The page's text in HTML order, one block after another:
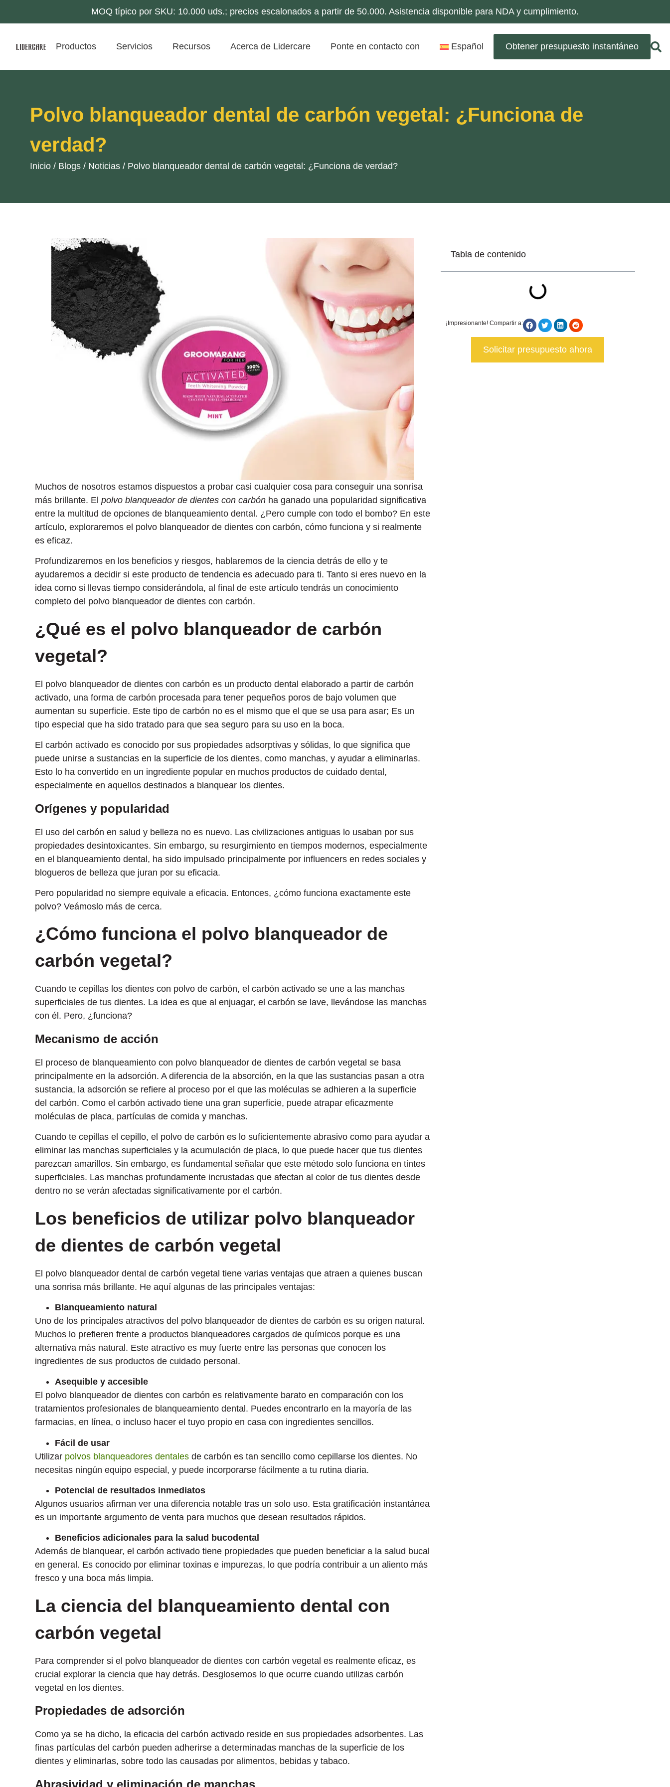
MOQ típico por SKU: 10.000 uds.; precios escalonados a partir de 50.000. Asistencia disponible para NDA y cumplimiento.
Productos Servicios Recursos Acerca de Lidercare Ponte en contacto con Español Obtener presupuesto instantáneo
Polvo blanqueador dental de carbón vegetal: ¿Funciona de
verdad?
Inicio / Blogs / Noticias / Polvo blanqueador dental de carbón vegetal: ¿Funciona de verdad?
Muchos de nosotros estamos dispuestos a probar casi cualquier cosa para conseguir una sonrisa
más brillante. El polvo blanqueador de dientes con carbón ha ganado una popularidad significativa
entre la multitud de opciones de blanqueamiento dental. ¿Pero cumple con todo el bombo? En este
artículo, exploraremos el polvo blanqueador de dientes con carbón, cómo funciona y si realmente
es eficaz.
Profundizaremos en los beneficios y riesgos, hablaremos de la ciencia detrás de ello y te
ayudaremos a decidir si este producto de tendencia es adecuado para ti. Tanto si eres nuevo en la
idea como si llevas tiempo considerándola, al final de este artículo tendrás un conocimiento
completo del polvo blanqueador de dientes con carbón.
¿Qué es el polvo blanqueador de carbón
vegetal?
El polvo blanqueador de dientes con carbón es un producto dental elaborado a partir de carbón
activado, una forma de carbón procesada para tener pequeños poros de bajo volumen que
aumentan su superficie. Este tipo de carbón no es el mismo que el que se usa para asar; Es un
tipo especial que ha sido tratado para que sea seguro para su uso en la boca.
El carbón activado es conocido por sus propiedades adsorptivas y sólidas, lo que significa que
puede unirse a sustancias en la superficie de los dientes, como manchas, y ayudar a eliminarlas.
Esto lo ha convertido en un ingrediente popular en muchos productos de cuidado dental,
especialmente en aquellos destinados a blanquear los dientes.
Orígenes y popularidad
El uso del carbón en salud y belleza no es nuevo. Las civilizaciones antiguas lo usaban por sus
propiedades desintoxicantes. Sin embargo, su resurgimiento en tiempos modernos, especialmente
en el blanqueamiento dental, ha sido impulsado principalmente por influencers en redes sociales y
blogueros de belleza que juran por su eficacia.
Pero popularidad no siempre equivale a eficacia. Entonces, ¿cómo funciona exactamente este
polvo? Veámoslo más de cerca.
¿Cómo funciona el polvo blanqueador de
carbón vegetal?
Cuando te cepillas los dientes con polvo de carbón, el carbón activado se une a las manchas
superficiales de tus dientes. La idea es que al enjuagar, el carbón se lave, llevándose las manchas
con él. Pero, ¿funciona?
Mecanismo de acción
El proceso de blanqueamiento con polvo blanqueador de dientes de carbón vegetal se basa
principalmente en la adsorción. A diferencia de la absorción, en la que las sustancias pasan a otra
sustancia, la adsorción se refiere al proceso por el que las moléculas se adhieren a la superficie
del carbón. Como el carbón activado tiene una gran superficie, puede atrapar eficazmente
moléculas de placa, partículas de comida y manchas.
Cuando te cepillas el cepillo, el polvo de carbón es lo suficientemente abrasivo como para ayudar a
eliminar las manchas superficiales y la acumulación de placa, lo que puede hacer que tus dientes
parezcan amarillos. Sin embargo, es fundamental señalar que este método solo funciona en tintes
superficiales. Las manchas profundamente incrustadas que afectan al color de tus dientes desde
dentro no se verán afectadas significativamente por el carbón.
Los beneficios de utilizar polvo blanqueador
de dientes de carbón vegetal
El polvo blanqueador dental de carbón vegetal tiene varias ventajas que atraen a quienes buscan
una sonrisa más brillante. He aquí algunas de las principales ventajas:
Blanqueamiento natural
Uno de los principales atractivos del polvo blanqueador de dientes de carbón es su origen natural.
Muchos lo prefieren frente a productos blanqueadores cargados de químicos porque es una
alternativa más natural. Este atractivo es muy fuerte entre las personas que conocen los
ingredientes de sus productos de cuidado personal.
Asequible y accesible
El polvo blanqueador de dientes con carbón es relativamente barato en comparación con los
tratamientos profesionales de blanqueamiento dental. Puedes encontrarlo en la mayoría de las
farmacias, en línea, o incluso hacer el tuyo propio en casa con ingredientes sencillos.
Fácil de usar
Utilizar polvos blanqueadores dentales de carbón es tan sencillo como cepillarse los dientes. No
necesitas ningún equipo especial, y puede incorporarse fácilmente a tu rutina diaria.
Potencial de resultados inmediatos
Algunos usuarios afirman ver una diferencia notable tras un solo uso. Esta gratificación instantánea
es un importante argumento de venta para muchos que desean resultados rápidos.
Beneficios adicionales para la salud bucodental
Además de blanquear, el carbón activado tiene propiedades que pueden beneficiar a la salud bucal
en general. Es conocido por eliminar toxinas e impurezas, lo que podría contribuir a un aliento más
fresco y una boca más limpia.
La ciencia del blanqueamiento dental con
carbón vegetal
Para comprender si el polvo blanqueador de dientes con carbón vegetal es realmente eficaz, es
crucial explorar la ciencia que hay detrás. Desglosemos lo que ocurre cuando utilizas carbón
vegetal en los dientes.
Propiedades de adsorción
Como ya se ha dicho, la eficacia del carbón activado reside en sus propiedades adsorbentes. Las
finas partículas del carbón pueden adherirse a determinadas manchas de la superficie de los
dientes y eliminarlas, sobre todo las causadas por alimentos, bebidas y tabaco.
Abrasividad y eliminación de manchas
Tabla de contenido
¡Impresionante! Compartir a:
Solicitar presupuesto ahora